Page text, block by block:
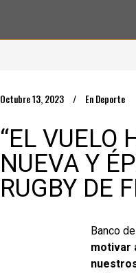
Octubre 13, 2023 En Deporte
“EL VUELO
NUEVA Y
RUGBY DE
Banco
motivar